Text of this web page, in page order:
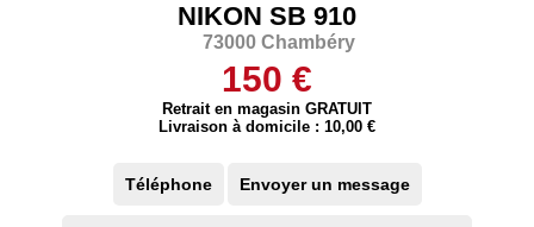
NIKON SB 910
73000 Chambéry
150 €
Retrait en magasin GRATUIT
Livraison à domicile : 10,00 €
Téléphone Envoyer un message